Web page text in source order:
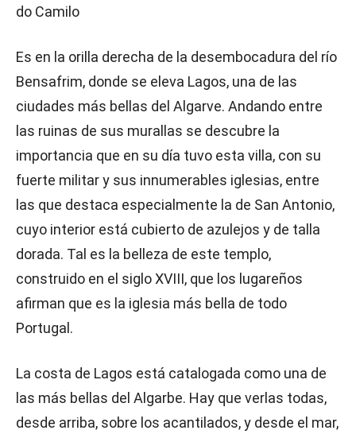
do Camilo
Es en la orilla derecha de la desembocadura del río
Bensafrim, donde se eleva Lagos, una de las
ciudades más bellas del Algarve. Andando entre
las ruinas de sus murallas se descubre la
importancia que en su día tuvo esta villa, con su
fuerte militar y sus innumerables iglesias, entre
las que destaca especialmente la de San Antonio,
cuyo interior está cubierto de azulejos y de talla
dorada. Tal es la belleza de este templo,
construido en el siglo XVIII, que los lugareños
afirman que es la iglesia más bella de todo
Portugal.
La costa de Lagos está catalogada como una de
las más bellas del Algarbe. Hay que verlas todas,
desde arriba, sobre los acantilados, y desde el mar,